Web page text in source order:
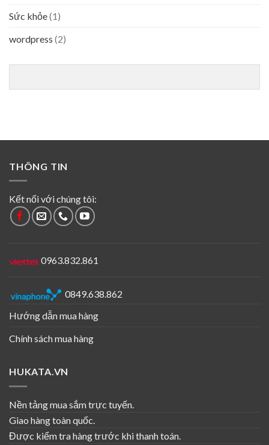
Sức khỏe(1)
wordpress (2)
THÔNG TIN
Kết nối với chúng tôi:
0963.832.861
0849.638.862
Hướng dẫn mua hàng
Chính sách mua hàng
HUKATA.VN
Nền tảng mua sắm trực tuyến.
Giao hàng toàn quốc.
Được kiểm tra hàng trước khi thanh toán.